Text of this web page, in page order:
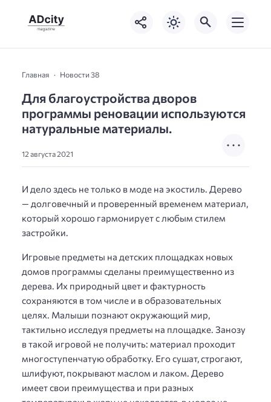
Главная Новости 38
Для благоустройства дворов
программы реновации используются
натуральные материалы.
12 августа 2021
И дело здесь не только в моде на экостиль. Дерево
— долговечный и проверенный временем материал,
который хорошо гармонирует с любым стилем
застройки.
Игровые предметы на детских площадках новых
домов программы сделаны преимущественно из
дерева. Их природный цвет и фактурность
сохраняются в том числе и в образовательных
целях. Малыши познают окружающий мир,
тактильно исследуя предметы на площадке. Занозу
в такой игровой не получить: материал проходит
многоступенчатую обработку. Его сушат, строгают,
шлифуют, покрывают маслом и лаком. Дерево
имеет свои преимущества и при разных